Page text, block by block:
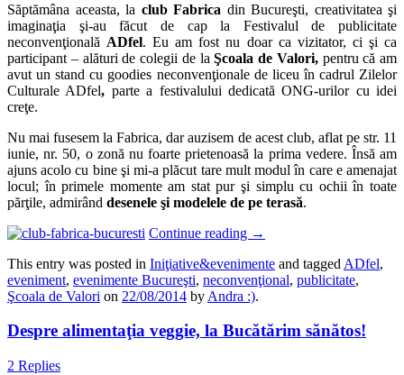
Săptămâna aceasta, la club Fabrica din Bucureşti, creativitatea şi
imaginaţia şi-au făcut de cap la Festivalul de publicitate
neconvenţională ADfel. Eu am fost nu doar ca vizitator, ci şi ca
participant – alături de colegii de laŞcoala de Valori,pentru că am
avut un stand cu goodies neconvenţionale de liceu în cadrul Zilelor
Culturale ADfel, parte a festivalului dedicată ONG-urilor cu idei
creţe.
Nu mai fusesem la Fabrica, dar auzisem de acest club, aflat pe str. 11
iunie, nr. 50, o zonă nu foarte prietenoasă la prima vedere. Însă am
ajuns acolo cu bine şi mi-a plăcut tare mult modul în care e amenajat
locul; în primele momente am stat pur şi simplu cu ochii în toate
părţile, admirând desenele şi modelele de pe terasă.
Continue reading →
This entry was posted in Iniţiative&evenimente and tagged ADfel,
eveniment, evenimente Bucureşti, neconvenţional, publicitate,
Şcoala de Valori on 22/08/2014 by Andra :).
Despre alimentaţia veggie, la Bucătărim sănătos!
2 Replies